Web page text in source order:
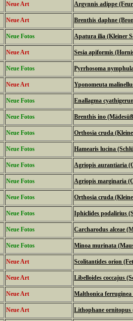
Neue Art Argynnis adippe
Neue Art Brenthis daphne
Neue Fotos Apatura ilia (Kleiner
Neue Art Sesia apiformis
Neue Fotos Pyrrhosoma
Neue Art Yponomeuta
Neue Fotos Enallagma
Neue Fotos Brenthis ino
Neue Fotos Orthosia cruda
Neue Fotos Hamearis lucina
Neue Fotos Agriopis aurantiaria
Neue Fotos Agriopis marginaria
Neue Fotos Orthosia cruda
Neue Fotos Iphiclides podalirius
Neue Fotos Carcharodus alceae
Neue Fotos Minoa murinata
Neue Art Scolitantides orion
Neue Art Libelloides coccajus
Neue Art Malthonica
Neue Art Lithophane ornitopus